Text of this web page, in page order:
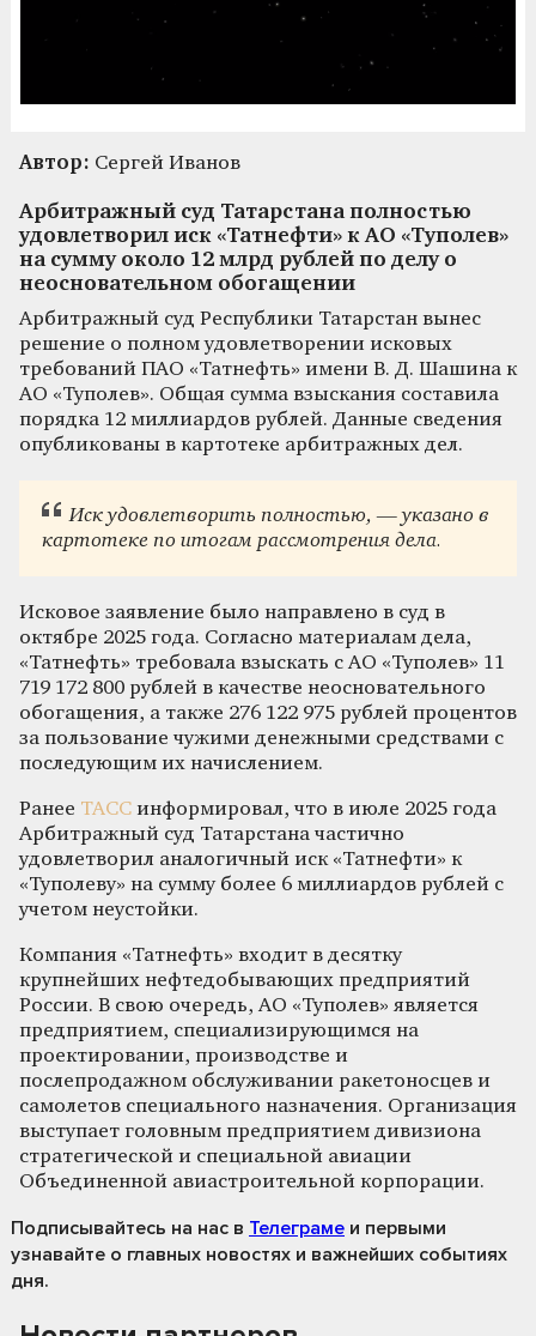
Автор: Сергей Иванов
Арбитражный суд Татарстана полностью
удовлетворил иск «Татнефти» к АО «Туполев»
на сумму около 12 млрд рублей по делу о
неосновательном обогащении
Арбитражный суд Республики Татарстан вынес
решение о полном удовлетворении исковых
требований ПАО «Татнефть» имени В. Д. Шашина к
АО «Туполев». Общая сумма взыскания составила
порядка 12 миллиардов рублей. Данные сведения
опубликованы в картотеке арбитражных дел.
Иск удовлетворить полностью, — указано в
картотеке по итогам рассмотрения дела.
Исковое заявление было направлено в суд в
октябре 2025 года. Согласно материалам дела,
«Татнефть» требовала взыскать с АО «Туполев» 11
719 172 800 рублей в качестве неосновательного
обогащения, а также 276 122 975 рублей процентов
за пользование чужими денежными средствами с
последующим их начислением.
Ранее ТАСС информировал, что в июле 2025 года
Арбитражный суд Татарстана частично
удовлетворил аналогичный иск «Татнефти» к
«Туполеву» на сумму более 6 миллиардов рублей с
учетом неустойки.
Компания «Татнефть» входит в десятку
крупнейших нефтедобывающих предприятий
России. В свою очередь, АО «Туполев» является
предприятием, специализирующимся на
проектировании, производстве и
послепродажном обслуживании ракетоносцев и
самолетов специального назначения. Организация
выступает головным предприятием дивизиона
стратегической и специальной авиации
Объединенной авиастроительной корпорации.
Подписывайтесь на нас в Телеграме и первыми
узнавайте о главных новостях и важнейших событиях
дня.